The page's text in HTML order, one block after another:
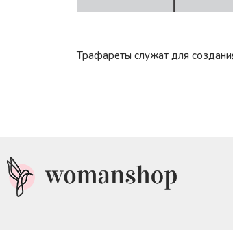
Трафареты служат для